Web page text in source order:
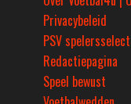
Privacybeleid
PSV
Redactiepagina
Speel bewust